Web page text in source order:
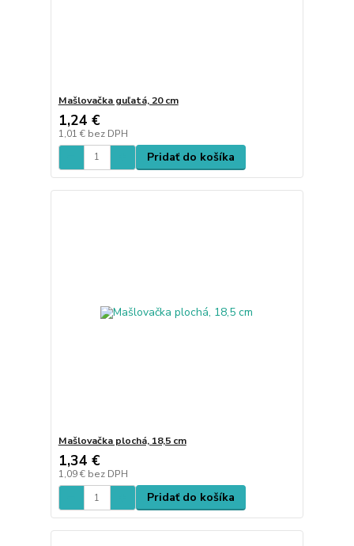
Mašlovačka guľatá, 20 cm
1,24 €
1,01 € bez DPH
Pridať do košíka
Mašlovačka plochá, 18,5 cm
1,34 €
1,09 € bez DPH
Pridať do košíka